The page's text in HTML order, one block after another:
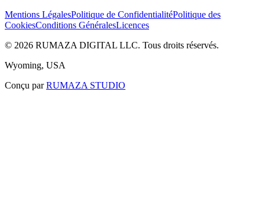
Mentions LégalesPolitique de ConfidentialitéPolitique des
CookiesConditions GénéralesLicences
© 2026 RUMAZA DIGITAL LLC. Tous droits réservés.
Wyoming, USA
Conçu par RUMAZA STUDIO